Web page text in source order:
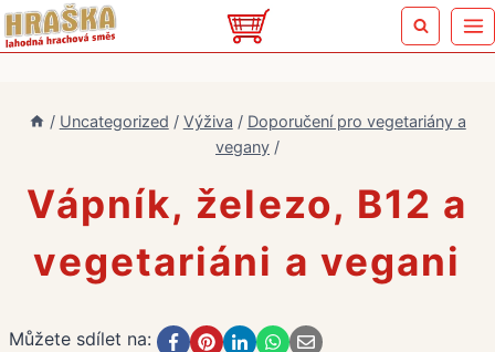
Přeskočit
na
/ Uncategorized / Výživa / Doporučení pro vegetariány a
vegany /
Vápník, železo, B12 a
vegetariáni a vegani
Můžete sdílet na: